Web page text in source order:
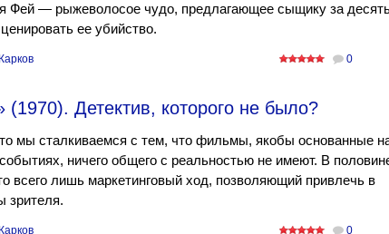
Фей — рыжеволосое чудо, предлагающее сыщику за
ее убийство.
0
Детектив, которого не было?
мы сталкиваемся с тем, что фильмы, якобы основанные
ничего общего с реальностью не имеют. В
всего лишь маркетинговый ход, позволяющий привлечь в
зрителя.
0